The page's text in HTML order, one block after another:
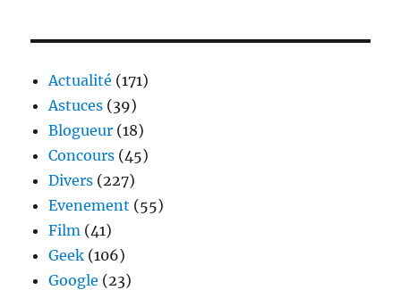
Actualité (171)
Astuces (39)
Blogueur (18)
Concours (45)
Divers (227)
Evenement (55)
Film (41)
Geek (106)
Google (23)